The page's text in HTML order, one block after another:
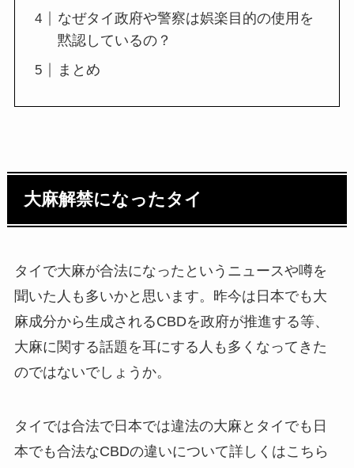
なぜタイ政府や警察は娯楽目的の使用を
黙認しているの？
まとめ
大麻解禁になったタイ
タイで大麻が合法になったというニュースや噂を
聞いた人も多いかと思います。昨今は日本でも大
麻成分から生成されるCBDを政府が推進する等、
大麻に関する話題を耳にする人も多くなってきた
のではないでしょうか。
タイでは合法で日本では違法の大麻とタイでも日
本でも合法なCBDの違いについて詳しくはこちら